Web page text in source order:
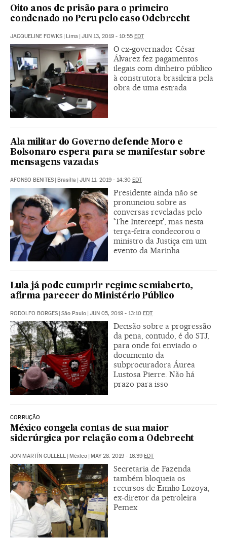
Oito anos de prisão para o primeiro
condenado no Peru pelo caso Odebrecht
JACQUELINE FOWKS | Lima | JUN 13, 2019 - 10:55 EDT
O ex-governador César
Álvarez fez pagamentos
ilegais com dinheiro público
à construtora brasileira pela
obra de uma estrada
Ala militar do Governo defende Moro e
Bolsonaro espera para se manifestar sobre
mensagens vazadas
AFONSO BENITES | Brasília | JUN 11, 2019 - 14:30 EDT
Presidente ainda não se
pronunciou sobre as
conversas reveladas pelo
'The Intercept', mas nesta
terça-feira condecorou o
ministro da Justiça em um
evento da Marinha
Lula já pode cumprir regime semiaberto,
afirma parecer do Ministério Público
RODOLFO BORGES | São Paulo | JUN 05, 2019 - 13:10 EDT
Decisão sobre a progressão
da pena, contudo, é do STJ,
para onde foi enviado o
documento da
subprocuradora Áurea
Lustosa Pierre. Não há
prazo para isso
CORRUÇÃO
México congela contas de sua maior
siderúrgica por relação com a Odebrecht
JON MARTÍN CULLELL | México | MAY 28, 2019 - 16:39 EDT
Secretaria de Fazenda
também bloqueia os
recursos de Emilio Lozoya,
ex-diretor da petroleira
Pemex